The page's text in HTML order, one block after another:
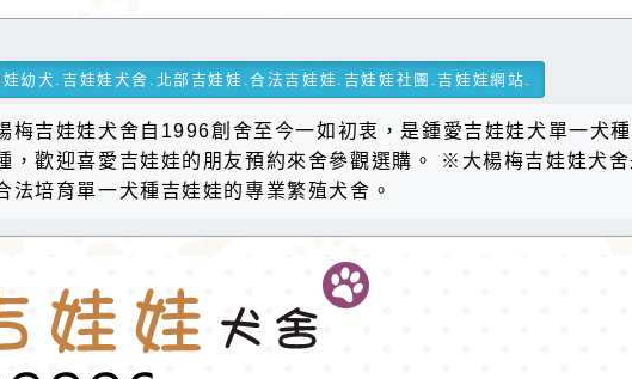
娃幼犬.吉娃娃犬舍.北部吉娃娃.合法吉娃娃.吉娃娃社團.吉娃娃網站.
吉娃娃犬舍自1996創舍至今一如初衷，是鍾愛吉娃娃犬單一犬
歡迎喜愛吉娃娃的朋友預約來舍參觀選購。 ※大楊梅吉娃娃犬
培育單一犬種吉娃娃的專業繁殖犬舍。